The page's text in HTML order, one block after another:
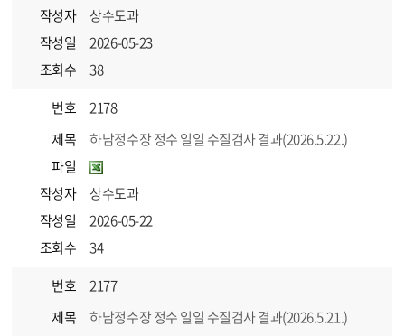
작성자
상수도과
작성일
2026-05-23
조회수
38
번호
2178
제목
하남정수장 정수 일일 수질검사 결과(2026.5.22.)
파일
작성자
상수도과
작성일
2026-05-22
조회수
34
번호
2177
제목
하남정수장 정수 일일 수질검사 결과(2026.5.21.)